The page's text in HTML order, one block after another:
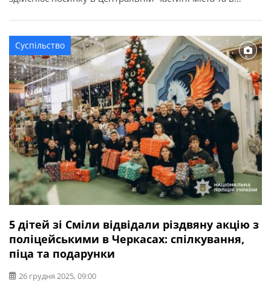
районі Шевченка. Про це повідомляє Смілянська міська
рада. Комунальні служби продовжують працювати в
посиленому режимі, щоб забезпечити безпечний […]
Суспільство
5 дітей зі Сміли відвідали різдвяну акцію з
поліцейськими в Черкасах: спілкування,
піца та подарунки
26 грудня 2025, 09:00